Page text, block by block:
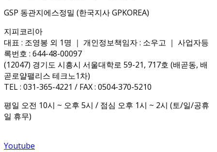
GSP 동관지에스정밀 (한국지사 GPKOREA)
지피코리아
대표 : 조영봉 외 1명 ｜ 개인정보책임자 : 소우고 ｜ 사업자등
록번호 : 644-48-00097
(12047) 경기도 시흥시 서울대학로 59-21, 717호 (배곧동, 배
곧로얄팰리스 테크노1차)
TEL : 031-365-4221 / FAX : 0504-370-5210
평일 오전 10시 ~ 오후 5시 / 점심 오후 1시 ~ 2시 (토/일/공휴
일 휴무)
Youtube